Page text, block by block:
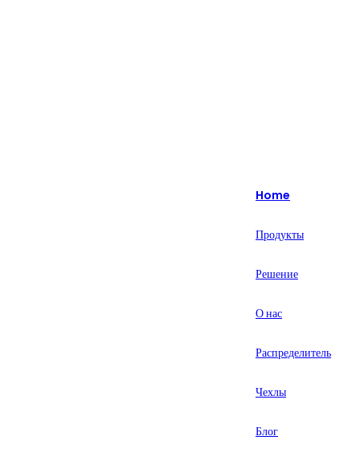
русский
Español
Home
Продукты
Решение
О нас
Распределитель
Чехлы
Блог